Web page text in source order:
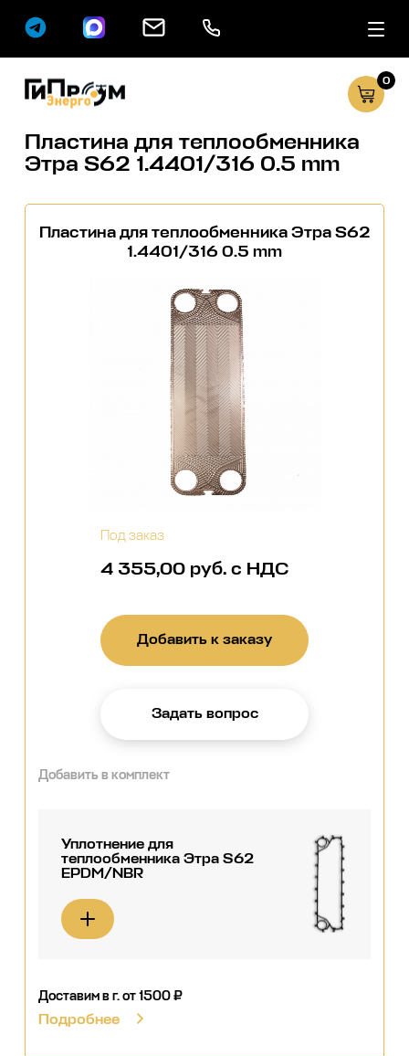
Сервисные
0
Пластина для теплообменника
Этра S62 1.4401/316 0.5 mm
Пластина для теплообменника Этра S62
1.4401/316 0.5 mm
Под заказ
4 355,00 руб. с НДС
Добавить к заказу
Задать вопрос
Добавить в комплект
Уплотнение для
теплообменника Этра S62
EPDM/NBR
Доставим в г.от 1500 ₽
Подробнее